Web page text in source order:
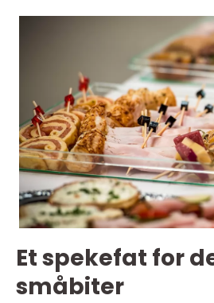
Et spekefat for
småbiter